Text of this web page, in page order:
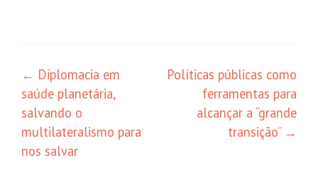
Navegação
de
posts
← Diplomacia em
saúde planetária,
salvando o
multilateralismo para
nos salvar
Políticas públicas como
ferramentas para
alcançar a “grande
transição” →